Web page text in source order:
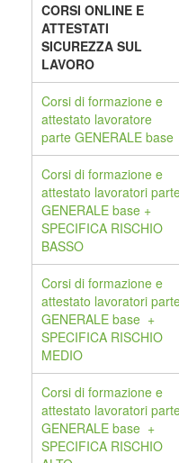
CORSI ONLINE E
ATTESTATI
SICUREZZA SUL
LAVORO
Corsi di formazione e
attestato lavoratore
parte GENERALE base
Corsi di formazione e
attestato lavoratori
GENERALE base +
SPECIFICA RISCHIO
BASSO
Corsi di formazione e
attestato lavoratori
GENERALE base +
SPECIFICA RISCHIO
MEDIO
Corsi di formazione e
attestato lavoratori
GENERALE base +
SPECIFICA RISCHIO